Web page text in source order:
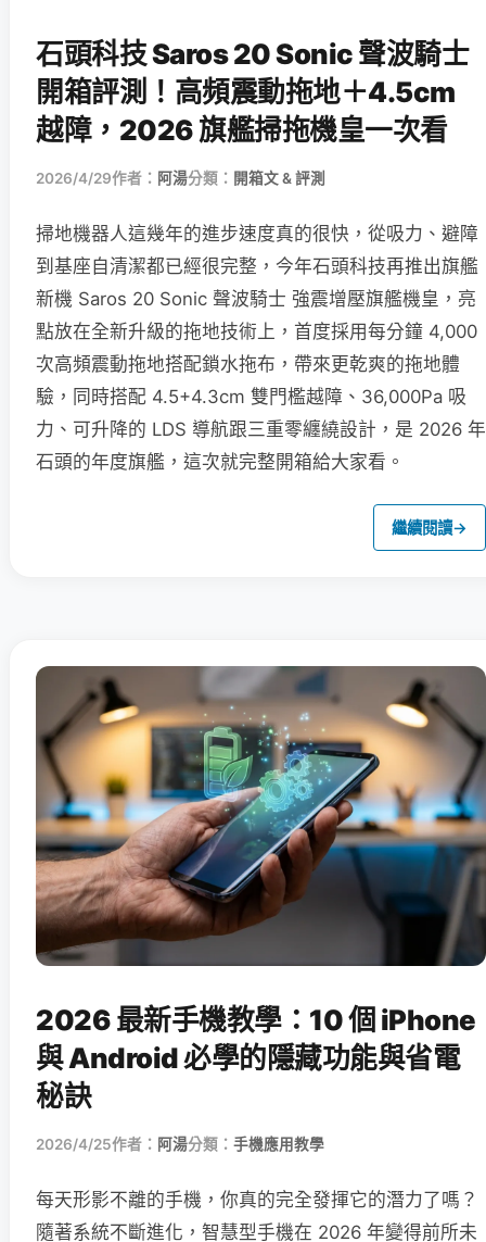
石頭科技 Saros 20 Sonic 聲波騎士
開箱評測！高頻震動拖地＋4.5cm
越障，2026 旗艦掃拖機皇一次看
2026/4/29作者： 阿湯分類： 開箱文 & 評測
掃地機器人這幾年的進步速度真的很快，從吸力、避障
到基座自清潔都已經很完整，今年石頭科技再推出旗艦
新機 Saros 20 Sonic 聲波騎士 強震增壓旗艦機皇，亮
點放在全新升級的拖地技術上，首度採用每分鐘 4,000
次高頻震動拖地搭配鎖水拖布，帶來更乾爽的拖地體
驗，同時搭配 4.5+4.3cm 雙門檻越障、36,000Pa 吸
力、可升降的 LDS 導航跟三重零纏繞設計，是 2026 年
石頭的年度旗艦，這次就完整開箱給大家看。
繼續閱讀→
2026 最新手機教學：10 個 iPhone
與 Android 必學的隱藏功能與省電
秘訣
2026/4/25作者： 阿湯分類： 手機應用教學
每天形影不離的手機，你真的完全發揮它的潛力了嗎？
隨著系統不斷進化，智慧型手機在 2026 年變得前所未